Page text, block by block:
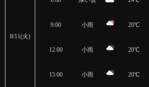
8/11(火)
9:00 小雨 20℃
12:00 小雨 20℃
15:00 小雨 20℃